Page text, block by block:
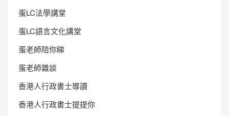
蛋LC法學講堂
蛋LC語言文化講堂
蛋老師陪你睇
蛋老師雜談
香港人行政書士導讀
香港人行政書士提提你